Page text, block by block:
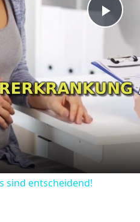
Play
sind entscheidend!